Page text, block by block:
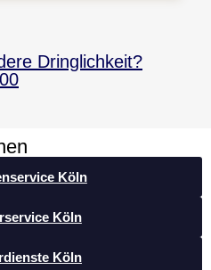
Dringlichkeit?
Köln
Köln
Köln